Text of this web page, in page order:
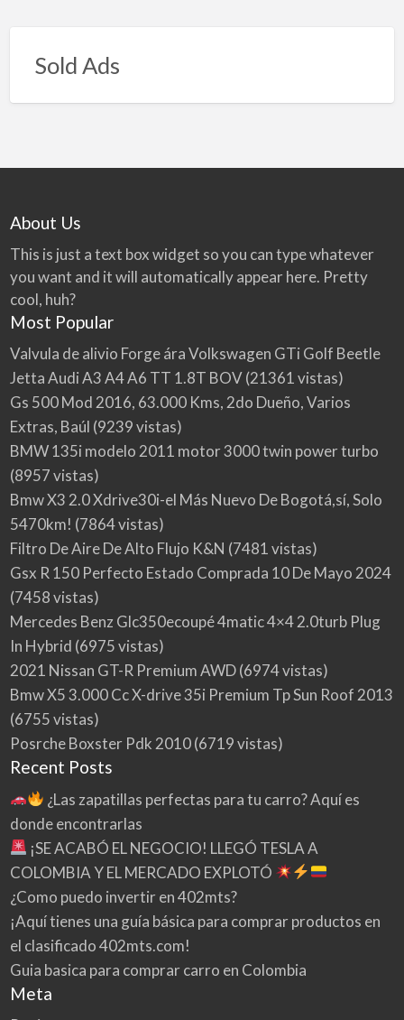
Sold Ads
About Us
This is just a text box widget so you can type whatever
you want and it will automatically appear here. Pretty
cool, huh?
Most Popular
Valvula de alivio Forge ára Volkswagen GTi Golf Beetle
Jetta Audi A3 A4 A6 TT 1.8T BOV(21361 vistas)
Gs 500 Mod 2016, 63.000 Kms, 2do Dueño, Varios
Extras, Baúl (9239 vistas)
BMW 135i modelo 2011 motor 3000 twin power turbo
(8957 vistas)
Bmw X3 2.0 Xdrive30i-el Más Nuevo De Bogotá,sí, Solo
5470km! (7864 vistas)
Filtro De Aire De Alto Flujo K&N (7481 vistas)
Gsx R 150 Perfecto Estado Comprada 10 De Mayo 2024
(7458 vistas)
Mercedes Benz Glc350ecoupé 4matic 4×4 2.0turb Plug
In Hybrid (6975 vistas)
2021 Nissan GT-R Premium AWD(6974 vistas)
Bmw X5 3.000 Cc X-drive 35i Premium Tp Sun Roof 2013
(6755 vistas)
Posrche Boxster Pdk 2010(6719 vistas)
Recent Posts
¿Las zapatillas perfectas para tu carro? Aquí es
donde encontrarlas
¡SE ACABÓ EL NEGOCIO! LLEGÓ TESLA A
COLOMBIA Y EL MERCADO EXPLOTÓ
¿Como puedo invertir en 402mts?
¡Aquí tienes una guía básica para comprar productos en
el clasificado 402mts.com!
Guia basica para comprar carro en Colombia
Meta